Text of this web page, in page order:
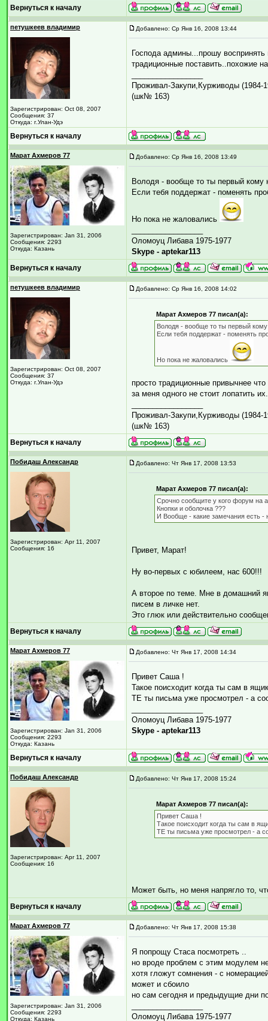
Вернуться к началу
петушкеев владимир
Зарегистрирован: Oct 08, 2007
Сообщения: 37
Откуда: г.Улан-Удэ
Добавлено: Ср Янв 16, 2008 13:44
Господа админы...прошу
традиционные поставить..похожие
Проживал-Закупи,Курживоды (1984-
(шк№ 163)
Вернуться к началу
Марат Ахмеров 77
Зарегистрирован: Jan 31, 2006
Сообщения: 2293
Откуда: Казань
Добавлено: Ср Янв 16, 2008 13:49
Володя - вообще то ты первый кому
Если тебя поддержат - поменять
Но пока не жаловались
Оломоуц Либава 1975-1977
Skype - aptekar113
Вернуться к началу
петушкеев владимир
Зарегистрирован: Oct 08, 2007
Сообщения: 37
Откуда: г.Улан-Удэ
Добавлено: Ср Янв 16, 2008 14:02
Марат Ахмеров 77 писал(а):
Володя - вообще то ты первый
Если тебя поддержат - поменять
Но пока не жаловались
просто традиционные привычнее
за меня одного не стоит лопатить
Проживал-Закупи,Курживоды (1984-
(шк№ 163)
Вернуться к началу
Побидаш Александр
Зарегистрирован: Apr 11, 2007
Сообщения: 16
Добавлено: Чт Янв 17, 2008 13:53
Марат Ахмеров 77 писал(а):
Срочно сообщите у кого форум на
Кнопки и оболочка ???
И Вообще - какие замечания есть -
Привет, Марат!
Ну во-первых с юбилеем, нас 600!!!
А второе по теме. Мне в домашний
писем в личке нет.
Это глюк или действительно
Вернуться к началу
Марат Ахмеров 77
Зарегистрирован: Jan 31, 2006
Сообщения: 2293
Откуда: Казань
Добавлено: Чт Янв 17, 2008 14:34
Привет Саша !
Такое поисходит когда ты сам в
ТЕ ты письма уже просмотрел - а
Оломоуц Либава 1975-1977
Skype - aptekar113
Вернуться к началу
Побидаш Александр
Зарегистрирован: Apr 11, 2007
Сообщения: 16
Добавлено: Чт Янв 17, 2008 15:24
Марат Ахмеров 77 писал(а):
Привет Саша !
Такое поисходит когда ты сам в
ТЕ ты письма уже просмотрел - а
Может быть, но меня напрягло то,
Вернуться к началу
Марат Ахмеров 77
Зарегистрирован: Jan 31, 2006
Сообщения: 2293
Откуда: Казань
Добавлено: Чт Янв 17, 2008 15:38
Я попрощу Стаса посмотреть ..
но вроде проблем с этим модулем
хотя гложут сомнения - с
может и сбоило
но сам сегодня и предыдущие дни
Оломоуц Либава 1975-1977